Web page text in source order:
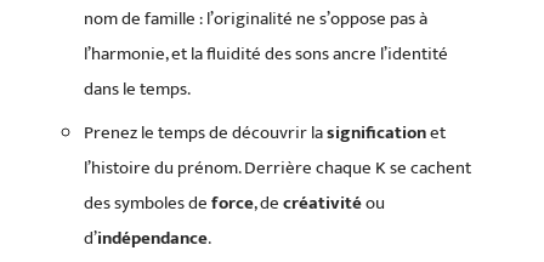
nom de famille : l’originalité ne s’oppose pas à
l’harmonie, et la fluidité des sons ancre l’identité
dans le temps.
Prenez le temps de découvrir lasignificationet
l’histoire du prénom. Derrière chaque K se cachent
des symboles deforce, decréativitéou
d’indépendance.